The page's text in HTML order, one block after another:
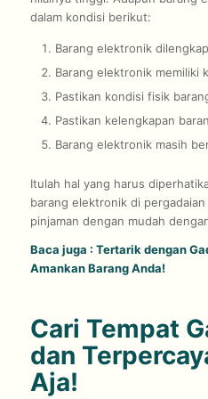
dalam kondisi berikut:
Barang elektronik
Barang elektronik memiliki
Pastikan kondisi fisik
Pastikan kelengkapan
Barang elektronik masih
Itulah hal yang harus
barang elektronik di
pinjaman dengan mudah
Baca juga : Tertarik dengan
Amankan Barang Anda!
Cari Tempat
dan
Aja!